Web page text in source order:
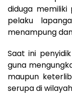
diduga
pelaku
menampung
Saat ini
guna
maupun
serupa di